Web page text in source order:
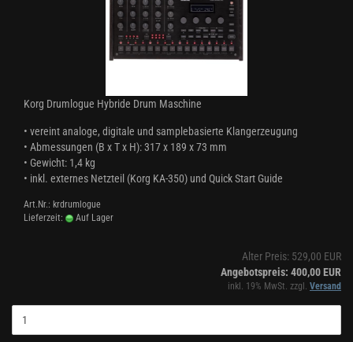
Korg Drumlogue Hybride Drum Maschine
• vereint analoge, digitale und samplebasierte Klangerzeugung
• Abmessungen (B x T x H): 317 x 189 x 73 mm
• Gewicht: 1,4 kg
• inkl. externes Netzteil (Korg KA-350) und Quick Start Guide
Art.Nr.: krdrumlogue
Lieferzeit:
Auf Lager
Alter Preis: 529,00 EUR
Angebotspreis: 400,00 EUR
inkl. 19% MwSt. zzgl. Versand